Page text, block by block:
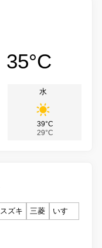
35°C
水
39°C
29°C
スズキ 三菱
いすゞ